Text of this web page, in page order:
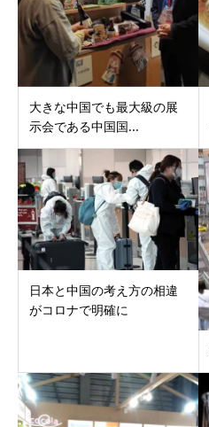
大きな中国でも最大級の展
示会である中国国...
日本と中国の考え方の相違
がコロナで明確に